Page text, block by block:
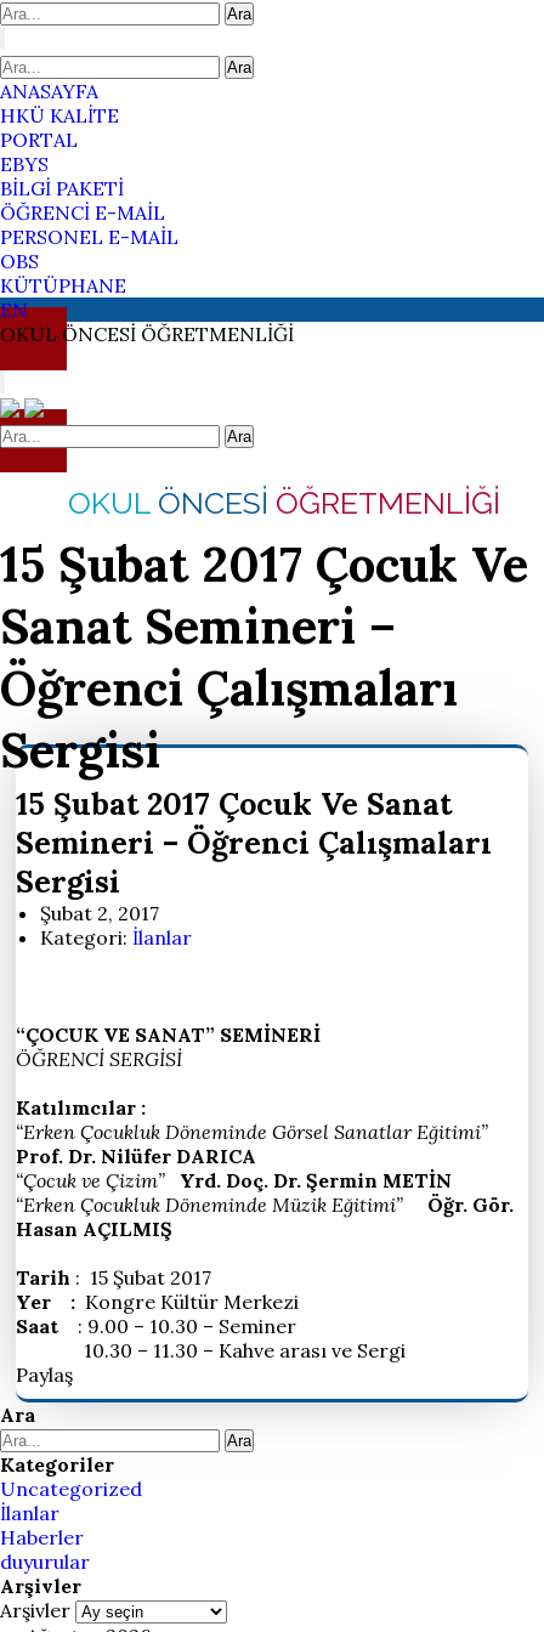
Ara
Ara
ANASAYFA
HKÜ KALİTE
PORTAL
EBYS
BİLGİ PAKETİ
ÖĞRENCİ E-MAİL
PERSONEL E-MAİL
OBS
KÜTÜPHANE
EN
OKUL ÖNCESİ ÖĞRETMENLİĞİ
Ara
OKUL ÖNCESİ ÖĞRETMENLİĞİ
15 Şubat 2017 Çocuk Ve
Sanat Semineri –
Öğrenci Çalışmaları
Sergisi
15 Şubat 2017 Çocuk Ve Sanat
Semineri – Öğrenci Çalışmaları
Sergisi
Şubat 2, 2017
Kategori: İlanlar
“ÇOCUK VE SANAT” SEMİNERİ
ÖĞRENCİ SERGİSİ
Katılımcılar :
“Erken Çocukluk Döneminde Görsel Sanatlar Eğitimi”
Prof. Dr. Nilüfer DARICA
“Çocuk ve Çizim” Yrd. Doç. Dr. Şermin METİN
“Erken Çocukluk Döneminde Müzik Eğitimi”
Öğr. Gör.
Hasan AÇILMIŞ
Tarih : 15 Şubat 2017
Yer
: Kongre Kültür Merkezi
Saat
: 9.00 – 10.30 – Seminer
10.30 – 11.30 – Kahve arası ve Sergi
Paylaş
Ara
Ara
Kategoriler
Uncategorized
İlanlar
Haberler
duyurular
Arşivler
Arşivler